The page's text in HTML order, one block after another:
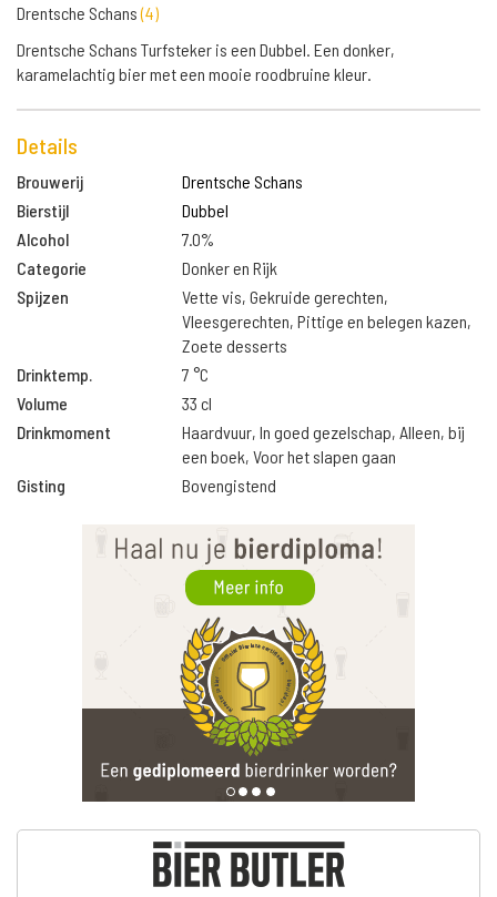
Drentsche Schans(4)
Drentsche Schans Turfsteker is een Dubbel. Een donker,
karamelachtig bier met een mooie roodbruine kleur.
Details
Brouwerij
Drentsche Schans
Bierstijl
Dubbel
Alcohol
7.0%
Categorie
Donker en Rijk
Spijzen
Vette vis, Gekruide gerechten,
Vleesgerechten, Pittige en belegen kazen,
Zoete desserts
Drinktemp.
7 °C
Volume
33 cl
Drinkmoment
Haardvuur, In goed gezelschap, Alleen, bij
een boek, Voor het slapen gaan
Gisting
Bovengistend